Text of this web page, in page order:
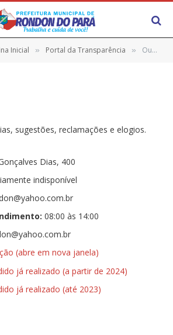
Inicial » Portal da Transparência » Ouvidoria
sugestões, reclamações e elogios.
Dias, 400
indisponível
br
08:00 às 14:00
(abre em nova janela)
já realizado (a partir de 2024)
já realizado (até 2023)